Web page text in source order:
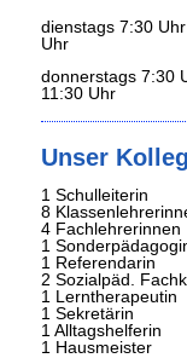
dienstags 7:30
Uhr
donnerstags 7:30
11:30 Uhr
Unser
1 Schulleiterin
8
4 Fachlehrerinnen
1
1 Referendarin
2 Sozialpäd.
1 Lerntherapeutin
1 Sekretärin
1 Alltagshelferin
1 Hausmeister